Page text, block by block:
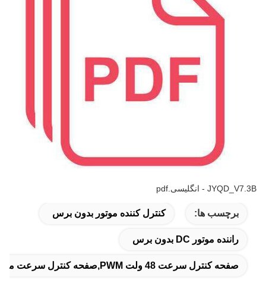
JYQD_V7.3B - انگلیسی.pdf
برچسب ها: کنترل کننده موتور بدون برس
راننده موتور DC بدون برس
صفحه کنترل سرعت 48 ولت PWM,صفحه کنترل سرعت موتور BLDC PWM,صفحه کنترل سرعت PWM موتور حسگر